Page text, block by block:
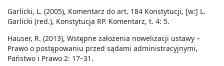
Garlicki, L. (2005), Komentarz do art. 184 Konstytucji, [w:] L.
Garlicki (red.), Konstytucja RP. Komentarz, t. 4: 5.
Hauser, R. (2013), Wstępne założenia nowelizacji ustawy –
Prawo o postępowaniu przed sądami administracyjnymi,
Państwo i Prawo 2: 17–31.